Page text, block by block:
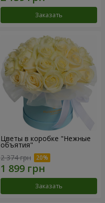
Заказать
Цветы в коробке "Нежные
объятия"
2 374 грн
Заказать